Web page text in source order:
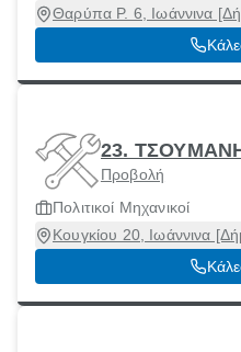
Θαρύπα Ρ. 6, Ιωάννινα
23.
Προβολή
Πολιτικοί Μηχανικοί
Κουγκίου 20, Ιωάννινα